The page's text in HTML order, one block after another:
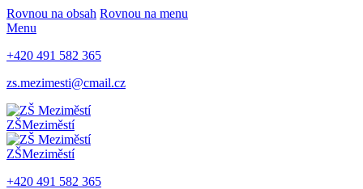
Rovnou na obsah Rovnou na menu
Menu
+420 491 582 365
zs.mezimesti@cmail.cz
ZŠMeziměstí
ZŠMeziměstí
+420 491 582 365